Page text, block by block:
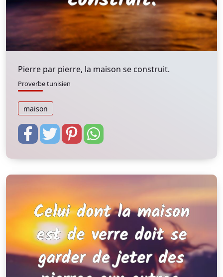
Pierre par pierre, la maison se construit.
Proverbe tunisien
maison